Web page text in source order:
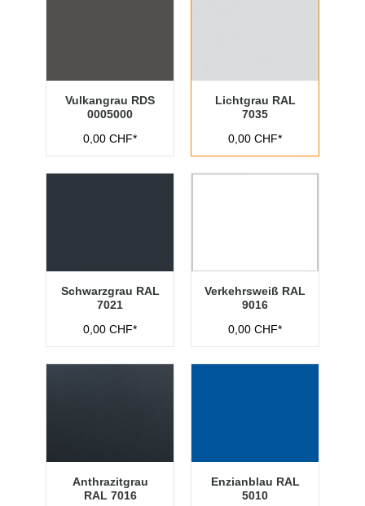
Vulkangrau RDS
0005000
0,00 CHF*
Lichtgrau RAL
7035
0,00 CHF*
Schwarzgrau RAL
7021
0,00 CHF*
Verkehrsweiß RAL
9016
0,00 CHF*
Anthrazitgrau
RAL 7016
Enzianblau RAL
5010